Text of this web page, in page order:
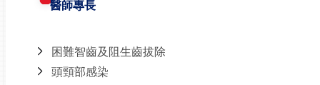
醫師專長
困難智齒及阻生齒拔除
頭頸部感染